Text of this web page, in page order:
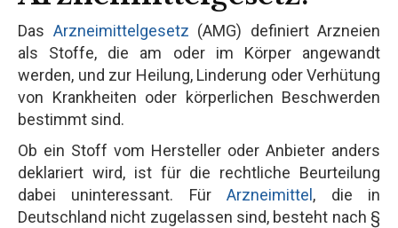
Das Arzneimittelgesetz (AMG) definiert Arzneien
als Stoffe, die am oder im Körper angewandt
werden, und zur Heilung, Linderung oder Verhütung
von Krankheiten oder körperlichen Beschwerden
bestimmt sind.
Ob ein Stoff vom Hersteller oder Anbieter anders
deklariert wird, ist für die rechtliche Beurteilung
dabei uninteressant. FürArzneimittel, die in
Deutschland nicht zugelassen sind, besteht nach §